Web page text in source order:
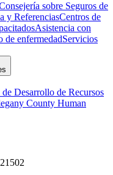
sobre Seguros de
y ReferenciasCentros de
Asistencia con
de enfermedadServicios
Desarrollo de Recursos
County Human